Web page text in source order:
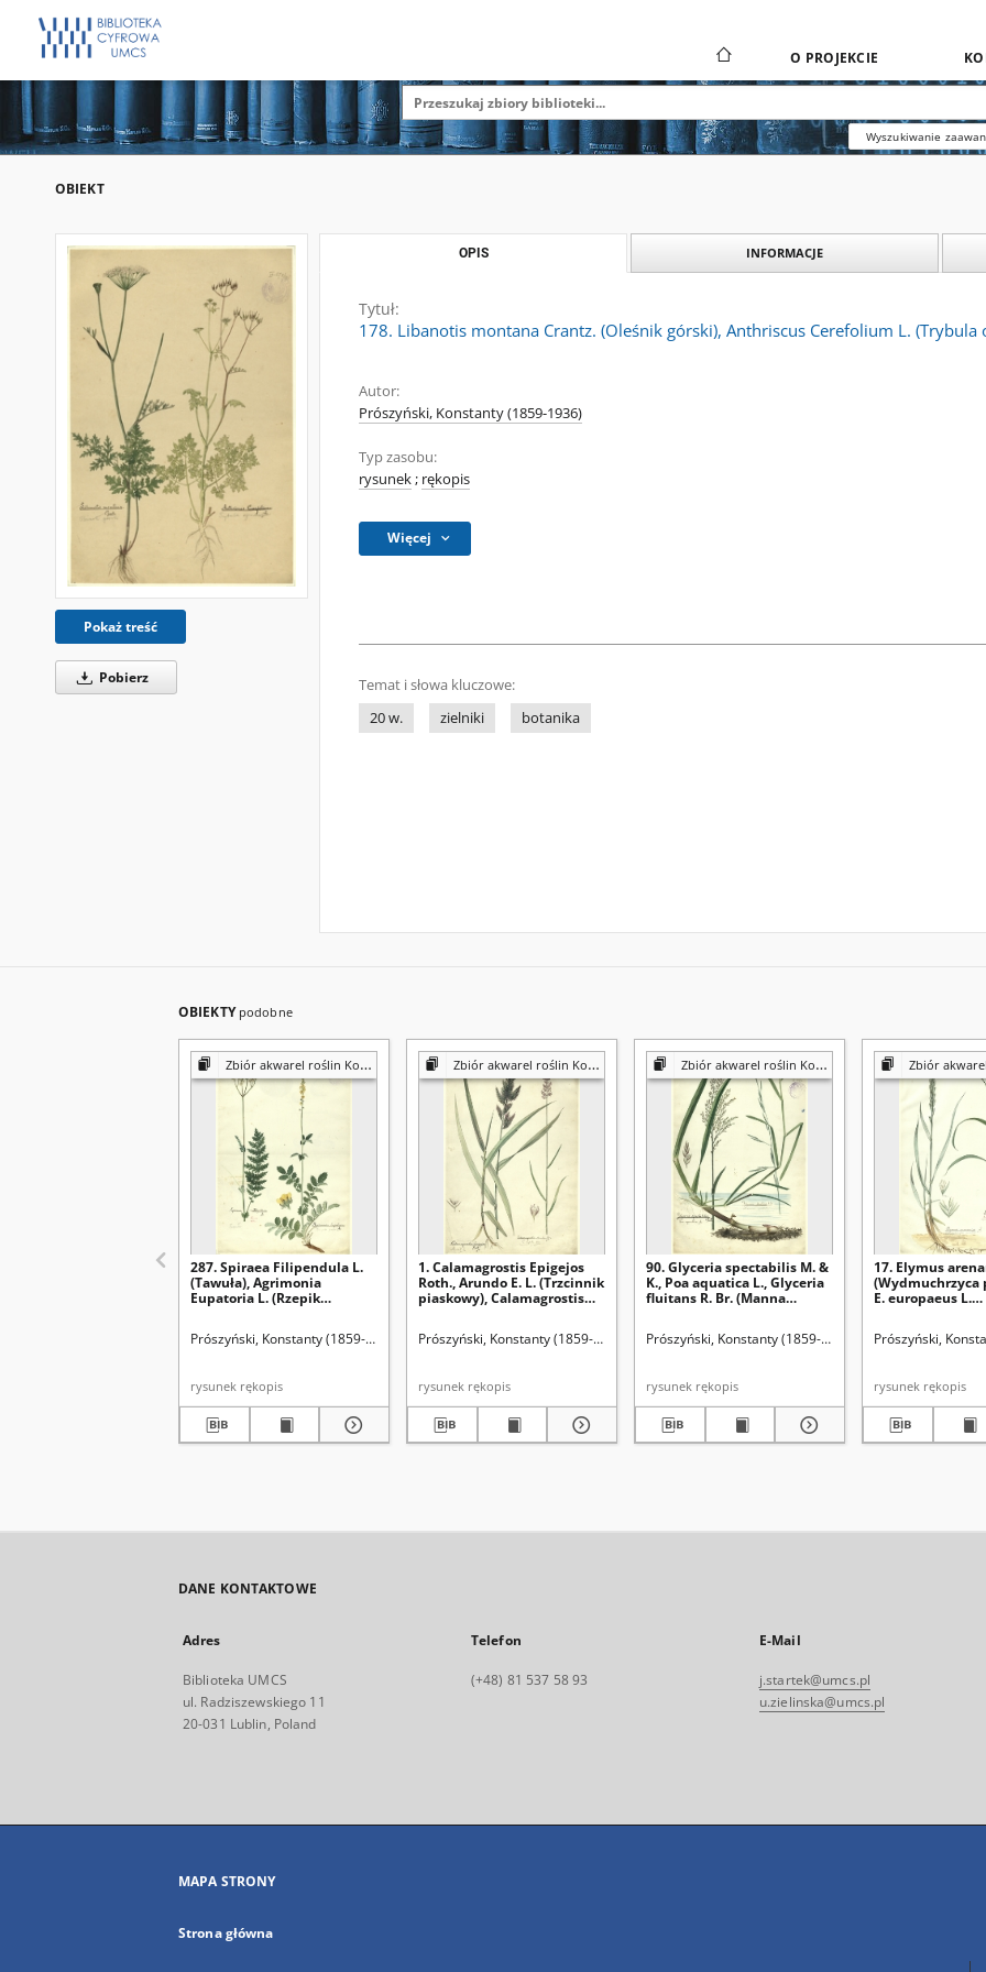
O PROJEKCIE
Wyszukiwanie
OBIEKT
Pokaż treść
Pobierz
OPIS INFORMACJE
Tytuł:
178. Libanotis montana Crantz. (Oleśnik górski), Anthriscus Cerefolium L. (Trybula
Autor:
Prószyński, Konstanty (1859-1936)
Typ zasobu:
rysunek; rękopis
Więcej
Temat i słowa kluczowe:
20 w.
zielniki botanika
OBIEKTY podobne
Zbiór akwarel roślin Konstantego Prószyńskiego
287. Spiraea Filipendula L.
(Tawuła), Agrimonia
Eupatoria L. (Rzepik
Prószyński, Konstanty (1859-1936)
rysunek rękopis
Zbiór akwarel roślin Konstantego Prószyńskiego
1. Calamagrostis Epigejos
Roth., Arundo E. L. (Trzcinnik
piaskowy), Calamagrostis
Prószyński, Konstanty (1859-1936)
rysunek rękopis
Zbiór akwarel roślin Konstantego Prószyńskiego
90. Glyceria spectabilis M. &
K., Poa aquatica L., Glyceria
fluitans R. Br. (Manna
Prószyński, Konstanty (1859-1936)
rysunek rękopis
Zbiór akwarel roślin
17. Elymus
(Wydmuchrzyca
E. europaeus L.
Prószyński,
rysunek rękopis
DANE KONTAKTOWE
Adres
Biblioteka UMCS
ul. Radziszewskiego 11
20-031 Lublin, Poland
Telefon
(+48) 81 537 58 93
E-Mail
j.startek@umcs.pl
u.zielinska@umcs.pl
MAPA STRONY
Strona główna